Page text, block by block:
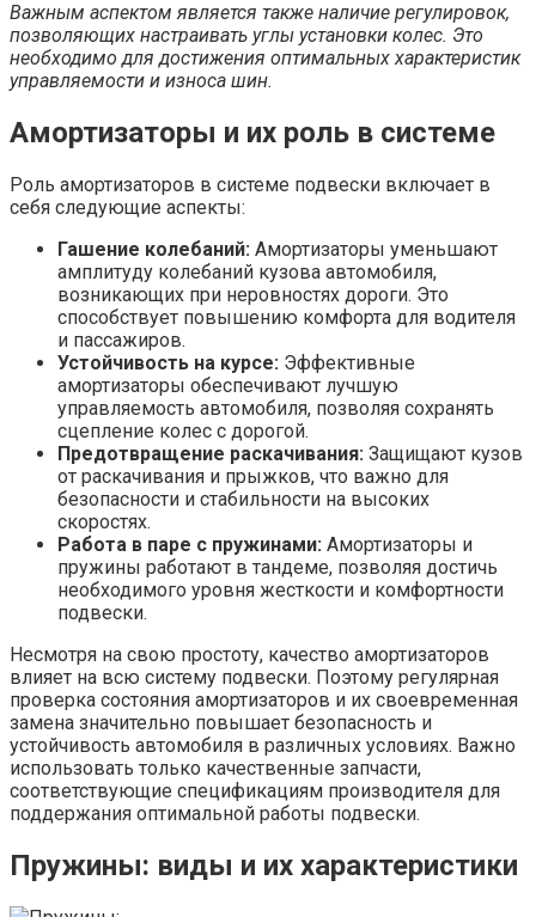
Важным аспектом является также наличие регулировок,
позволяющих настраивать углы установки колес. Это
необходимо для достижения оптимальных характеристик
управляемости и износа шин.
Амортизаторы и их роль в системе
Роль амортизаторов в системе подвески включает в
себя следующие аспекты:
Гашение колебаний: Амортизаторы уменьшают
амплитуду колебаний кузова автомобиля,
возникающих при неровностях дороги. Это
способствует повышению комфорта для водителя
и пассажиров.
Устойчивость на курсе: Эффективные
амортизаторы обеспечивают лучшую
управляемость автомобиля, позволяя сохранять
сцепление колес с дорогой.
Предотвращение раскачивания: Защищают кузов
от раскачивания и прыжков, что важно для
безопасности и стабильности на высоких
скоростях.
Работа в паре с пружинами: Амортизаторы и
пружины работают в тандемe, позволяя достичь
необходимого уровня жесткости и комфортности
подвески.
Несмотря на свою простоту, качество амортизаторов
влияет на всю систему подвески. Поэтому регулярная
проверка состояния амортизаторов и их своевременная
замена значительно повышает безопасность и
устойчивость автомобиля в различных условиях. Важно
использовать только качественные запчасти,
соответствующие спецификациям производителя для
поддержания оптимальной работы подвески.
Пружины: виды и их характеристики